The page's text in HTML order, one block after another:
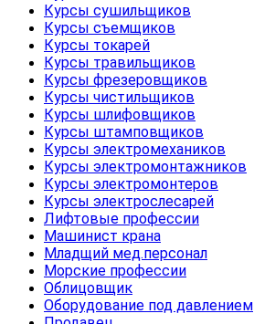
Курсы сушильщиков
Курсы съемщиков
Курсы токарей
Курсы травильщиков
Курсы фрезеровщиков
Курсы чистильщиков
Курсы шлифовщиков
Курсы штамповщиков
Курсы электромехаников
Курсы электромонтажников
Курсы электромонтеров
Курсы электрослесарей
Лифтовые профессии
Машинист крана
Младщий мед.персонал
Морские профессии
Облицовщик
Оборудование под давлением